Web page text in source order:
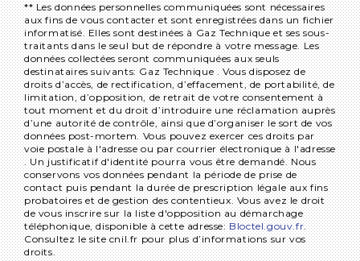
** Les données personnelles communiquées sont nécessaires
aux fins de vous contacter et sont enregistrées dans un fichier
informatisé. Elles sont destinées à Gaz Technique et ses sous-
traitants dans le seul but de répondre à votre message. Les
données collectées seront communiquées aux seuls
destinataires suivants: Gaz Technique . Vous disposez de
droits d’accès, de rectification, d’effacement, de portabilité, de
limitation, d’opposition, de retrait de votre consentement à
tout moment et du droit d’introduire une réclamation auprès
d’une autorité de contrôle, ainsi que d’organiser le sort de vos
données post-mortem. Vous pouvez exercer ces droits par
voie postale à l'adresse ou par courrier électronique à l'adresse
. Un justificatif d'identité pourra vous être demandé. Nous
conservons vos données pendant la période de prise de
contact puis pendant la durée de prescription légale aux fins
probatoires et de gestion des contentieux. Vous avez le droit
de vous inscrire sur la liste d'opposition au démarchage
téléphonique, disponible à cette adresse:Bloctel.gouv.fr.
Consultez le site cnil.fr pour plus d’informations sur vos
droits.